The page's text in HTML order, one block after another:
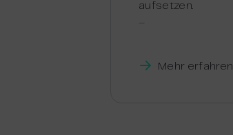
aufsetzen.
–
Mehr erfahren